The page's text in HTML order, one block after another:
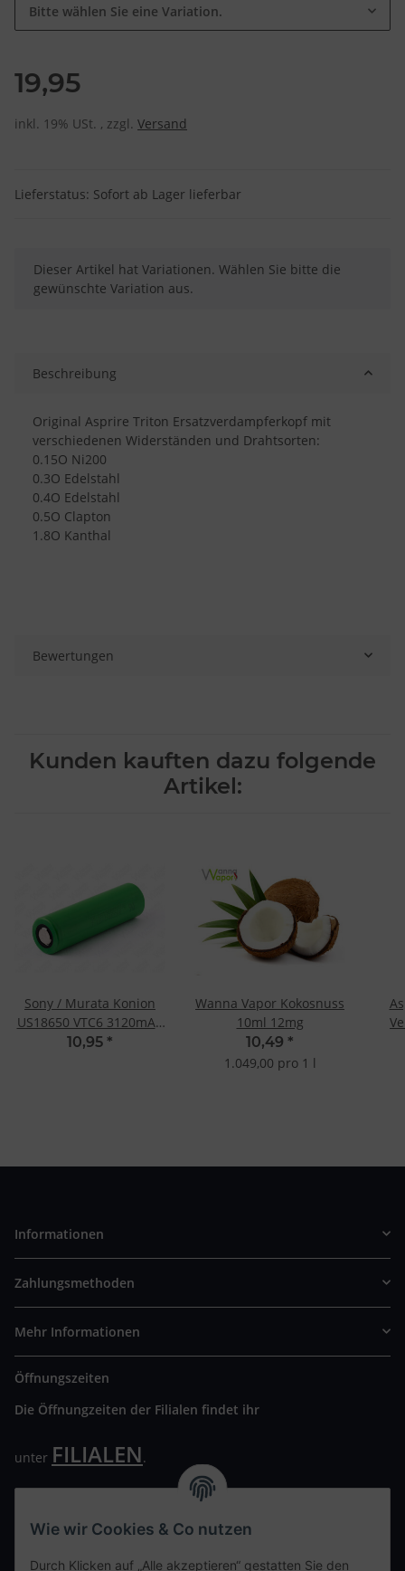
Bitte wählen Sie eine Variation.
19,95
inkl. 19% USt. , zzgl. Versand
Lieferstatus: Sofort ab Lager lieferbar
x
Dieser Artikel hat Variationen. Wählen Sie bitte die
gewünschte Variation aus.
Beschreibung
Original Asprire Triton Ersatzverdampferkopf mit
verschiedenen Widerständen und Drahtsorten:
0.15O Ni200
0.3O Edelstahl
0.4O Edelstahl
0.5O Clapton
1.8O Kanthal
Bewertungen
Kunden kauften dazu folgende
Artikel:
Sony / Murata Konion
US18650 VTC6 3120mAh
30A
10,95 *
Wanna Vapor Kokosnuss
10ml 12mg
10,49 *
1.049,00 pro 1 l
Informationen
Zahlungsmethoden
Mehr Informationen
Öffnungszeiten
Die Öffnungzeiten der Filialen findet ihr
unter FILIALEN.
Wir freuen uns auf Euren Besuch. Bitte beachtet die
Wie wir Cookies & Co nutzen
Durch Klicken auf „Alle akzeptieren“ gestatten Sie den